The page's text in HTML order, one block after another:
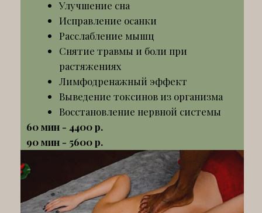
Лимфодренажный эффект
Выведение токсинов из организма
Восстановление нервной системы
60 мин - 4400 р.
90 мин - 5600 р.